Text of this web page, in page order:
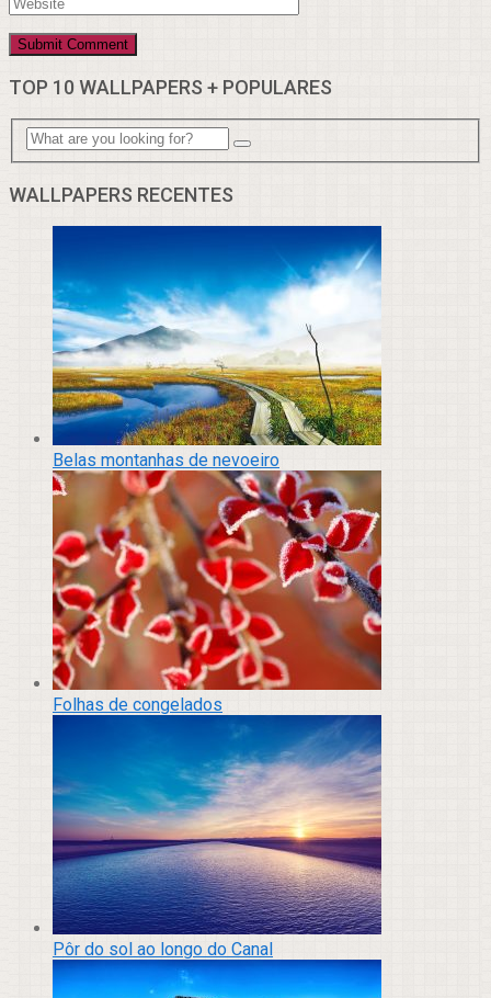
TOP 10 WALLPAPERS + POPULARES
WALLPAPERS RECENTES
Belas montanhas de nevoeiro
Folhas de congelados
Pôr do sol ao longo do Canal